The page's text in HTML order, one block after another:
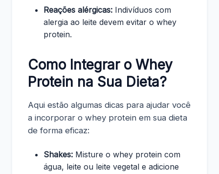
Reações alérgicas: Indivíduos com
alergia ao leite devem evitar o whey
protein.
Como Integrar o Whey
Protein na Sua Dieta?
Aqui estão algumas dicas para ajudar você
a incorporar o whey protein em sua dieta
de forma eficaz:
Shakes: Misture o whey protein com
água, leite ou leite vegetal e adicione